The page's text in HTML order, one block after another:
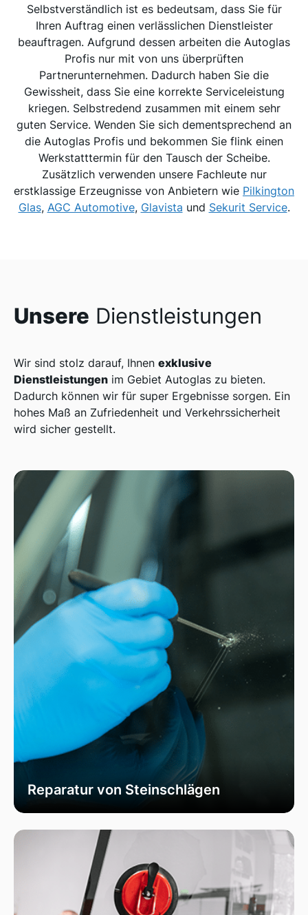
Selbstverständlich ist es bedeutsam, dass Sie für
Ihren Auftrag einen verlässlichen Dienstleister
beauftragen. Aufgrund dessen arbeiten die Autoglas
Profis nur mit von uns überprüften
Partnerunternehmen. Dadurch haben Sie die
Gewissheit, dass Sie eine korrekte Serviceleistung
kriegen. Selbstredend zusammen mit einem sehr
guten Service. Wenden Sie sich dementsprechend an
die Autoglas Profis und bekommen Sie flink einen
Werkstatttermin für den Tausch der Scheibe.
Zusätzlich verwenden unsere Fachleute nur
erstklassige Erzeugnisse von Anbietern wie Pilkington
Glas, AGC Automotive, Glavista und Sekurit Service.
Unsere Dienstleistungen
Wir sind stolz darauf, Ihnen exklusive
Dienstleistungen im Gebiet Autoglas zu bieten.
Dadurch können wir für super Ergebnisse sorgen. Ein
hohes Maß an Zufriedenheit und Verkehrssicherheit
wird sicher gestellt.
Reparatur von Steinschlägen
Sicherheit Ihrer Fahrzeugscheibe zu
gewährleisten. Vermeiden Sie größere Risse und
Schäden durch unser spezialisiertes Verfahren,
das die Integrität Ihrer Scheibe effektiv
wiederherstellt.